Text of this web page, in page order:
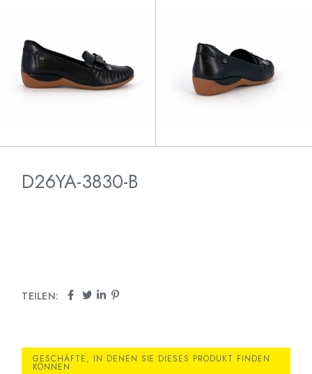
D26YA-3830-B
TEILEN:
GESCHÄFTE, IN DENEN SIE DIESES PRODUKT FINDEN
KÖNNEN